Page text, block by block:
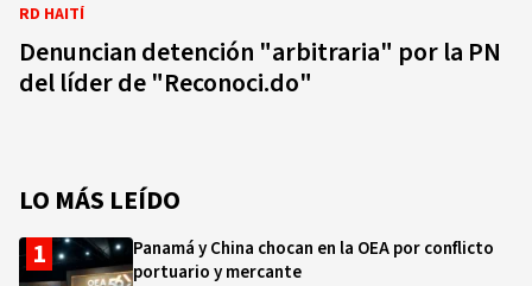
RD HAITÍ
Denuncian detención "arbitraria" por la PN
del líder de "Reconoci.do"
LO MÁS LEÍDO
Panamá y China chocan en la OEA por conflicto
portuario y mercante